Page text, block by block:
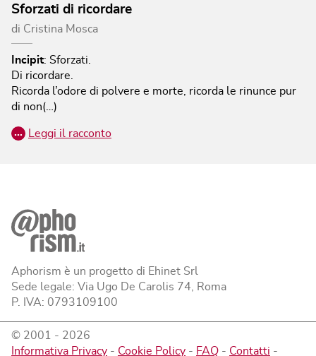
Sforzati di ricordare
di Cristina Mosca
Incipit: Sforzati.
Di ricordare.
Ricorda l’odore di polvere e morte, ricorda le rinunce pur
di non(…)
… Leggi il racconto
Aphorism è un progetto di Ehinet Srl
Sede legale: Via Ugo De Carolis 74, Roma
P. IVA: 0793109100
© 2001 - 2026
Informativa Privacy - Cookie Policy - FAQ - Contatti -